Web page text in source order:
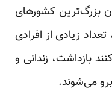
بزرگ‌ترین کشورهای
زیادی از افرادی
بازداشت، زندانی و
می‌شوند.